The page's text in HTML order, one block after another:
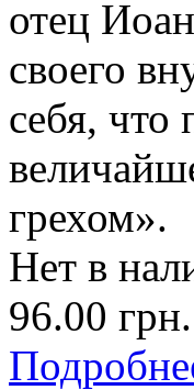
отец
своего
себя,
грехом».
Нет в
96.00 грн.